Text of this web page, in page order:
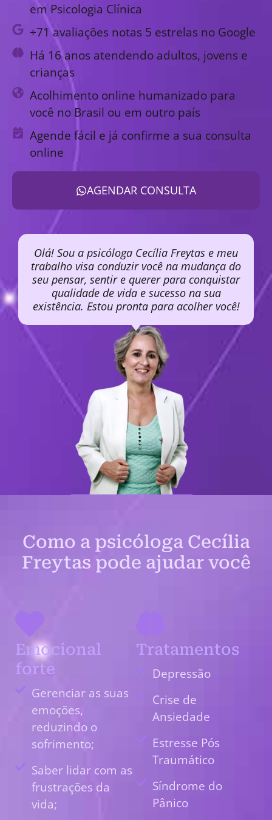
em Psicologia Clínica
+71 avaliações notas 5 estrelas no Google
Há 16 anos atendendo adultos, jovens e
crianças
Acolhimento online humanizado para
você no Brasil ou em outro país
Agende fácil e já confirme a sua consulta
online
AGENDAR CONSULTA
Olá! Sou a psicóloga Cecília Freytas e meu
trabalho visa conduzir você na mudança do
seu pensar, sentir e querer para conquistar
qualidade de vida e sucesso na sua
existência. Estou pronta para acolher você!
Como a psicóloga Cecília
Freytas pode ajudar você
Emocional
forte
Gerenciar as suas
emoções,
reduzindo o
sofrimento;
Saber lidar com as
frustrações da
vida;
Tratamentos
Depressão
Crise de
Ansiedade
Estresse Pós
Traumático
Síndrome do
Pânico